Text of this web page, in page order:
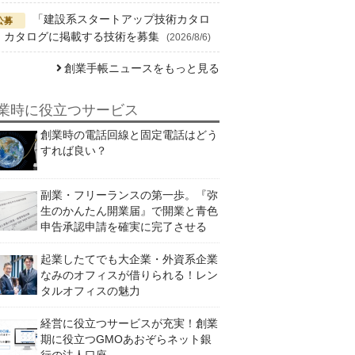
「建設系スタートアップ技術カタロ
カタログに掲載する技術を募集
(2026/8/6)
創業手帳ニュースをもっと見る
時に役立つサービス
創業時の電話回線と固定電話はどう
すれば良い？
副業・フリーランスの第一歩。『弥
生のかんたん開業届』で開業と青色
申告承認申請を確実に完了させる
起業したてでも大企業・外資系企業
なみのオフィスが借りられる！レン
タルオフィスの魅力
経営に役立つサービスが充実！創業
期に役立つGMOあおぞらネット銀